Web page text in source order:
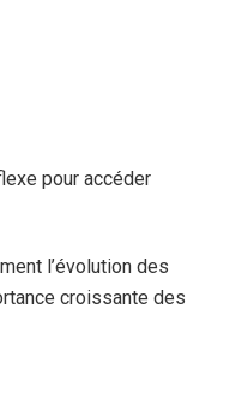
pour accéder
l’évolution des
croissante des